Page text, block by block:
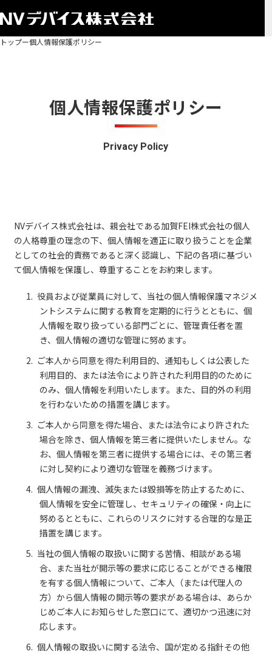
トップ 個人情報保護ポリシー
個人情報保護ポリシー
Privacy Policy
NVデバイス株式会社は、親会社である加賀FEI株式会社の個人
の人格尊重の理念の下、個人情報を適正に取り扱うことを企業
としての社会的責務であると深く認識し、下記の各項に基づい
て個人情報を保護し、尊重することをお約束します。
役員および従業員に対して、当社の個人情報保護マネジメ
ントシステムに関する教育を定期的に行うとともに、個
人情報を取り扱っている部門ごとに、管理責任者を置
き、個人情報の適切な管理に努めます。
ご本人から同意を得た利用目的、通知もしくは公表した
利用目的、または法令により許された利用目的のために
のみ、個人情報を利用いたします。また、目的外の利用
を行わないための措置を講じます。
ご本人から同意を得た場合、または法令により許された
場合を除き、個人情報を第三者に提供いたしません。な
お、個人情報を第三者に提供する場合には、その第三者
に対し契約により適切な管理を義務づけます。
個人情報の漏洩、滅失または毀損等を防止するために、
個人情報を安全に管理し、セキュリティの確保・向上に
努めるとともに、これらのリスクに対する合理的な是正
措置を講じます。
当社の個人情報の取扱いに関する苦情、相談がある場
合、また当社が開示等の要求に応じることができる権限
を有する個人情報について、ご本人（または代理人の
方）から個人情報の開示等の要求がある場合は、あらか
じめご本人にお知らせした窓口にて、適切かつ迅速に対
応します。
個人情報の取扱いに関する法令、国が定める指針その他